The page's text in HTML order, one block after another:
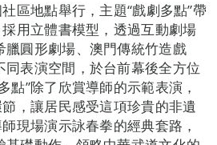
區地點舉行，主題“戲劇多點”帶
用立體書模型，透過互動劇場
臘圓形劇場、澳門傳統竹造戲
表演空間，於台前幕後全方位
點”除了欣賞導師的示範表演，
，讓居民感受這項珍貴的非遺
現場演示詠春拳的經典套路，